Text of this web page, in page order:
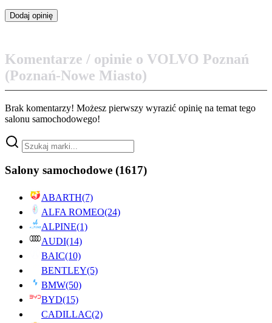
Komentarze / opinie o VOLVO Poznań
(Poznań-Nowe Miasto)
Brak komentarzy! Możesz pierwszy wyrazić opinię na temat tego
salonu samochodowego!
Salony samochodowe (1617)
ABARTH(7)
ALFA ROMEO(24)
ALPINE(1)
AUDI(14)
BAIC(10)
BENTLEY(5)
BMW(50)
BYD(15)
CADILLAC(2)